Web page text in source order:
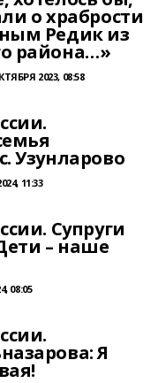
о храбрости
Редик из
района…»
2023, 08:58
Узунларово
11:33
Супруги
– наше
08:05
Я